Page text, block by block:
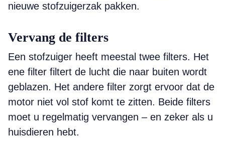
nieuwe stofzuigerzak pakken.
Vervang de filters
Een stofzuiger heeft meestal twee filters. Het
ene filter filtert de lucht die naar buiten wordt
geblazen. Het andere filter zorgt ervoor dat de
motor niet vol stof komt te zitten. Beide filters
moet u regelmatig vervangen – en zeker als u
huisdieren hebt.